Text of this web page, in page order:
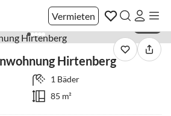
Vermieten
Hirtenberg
1 Bäder
85 m²